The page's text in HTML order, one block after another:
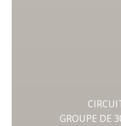
GROUPE DE